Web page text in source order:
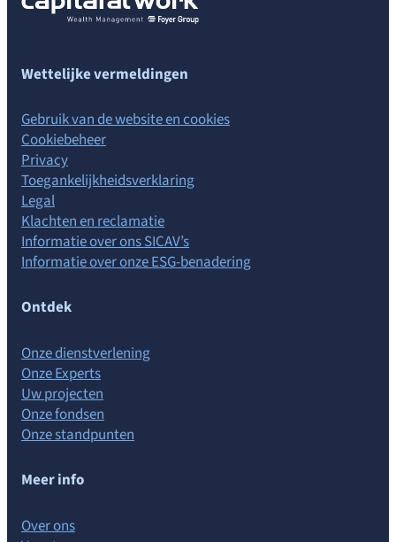
Wettelijke vermeldingen
Gebruik van de website en cookies
Cookiebeheer
Privacy
Toegankelijkheidsverklaring
Legal
Klachten en reclamatie
Informatie over ons SICAV’s
Informatie over onze ESG-benadering
Ontdek
Onze dienstverlening
Onze Experts
Uw projecten
Onze fondsen
Onze standpunten
Meer info
Over ons